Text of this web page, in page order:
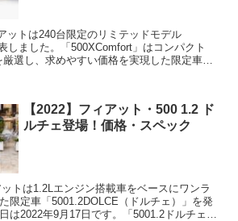
ットは240台限定のリミテッドモデル
しました。「500XComfort」はコンパクト
選し、求めやすい価格を実現した限定車
【2022】フィアット・500 1.2 ド
ルチェ登場！価格・スペック
トは1.2Lエンジン搭載車をベースにワンラ
限定車「5001.2DOLCE（ドルチェ）」を発
は2022年9月17日です。「5001.2ドルチェ」